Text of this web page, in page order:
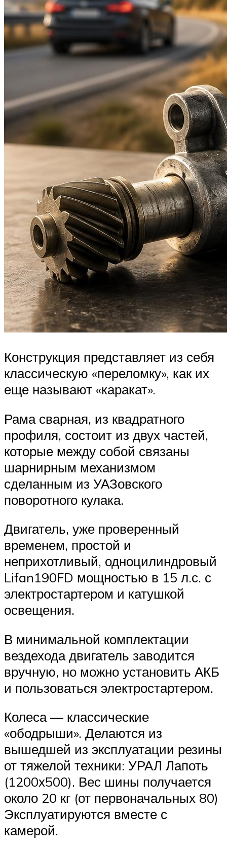
Конструкция представляет из себя
классическую «переломку», как их
еще называют «каракат».
Рама сварная, из квадратного
профиля, состоит из двух частей,
которые между собой связаны
шарнирным механизмом
сделанным из УАЗовского
поворотного кулака.
Двигатель, уже проверенный
временем, простой и
неприхотливый, одноцилиндровый
Lifan190FD мощностью в 15 л.с. с
электростартером и катушкой
освещения.
В минимальной комплектации
вездехода двигатель заводится
вручную, но можно установить АКБ
и пользоваться электростартером.
Колеса — классические
«ободрыши». Делаются из
вышедшей из эксплуатации резины
от тяжелой техники: УРАЛ Лапоть
(1200х500). Вес шины получается
около 20 кг (от первоначальных 80)
Эксплуатируются вместе с
камерой.